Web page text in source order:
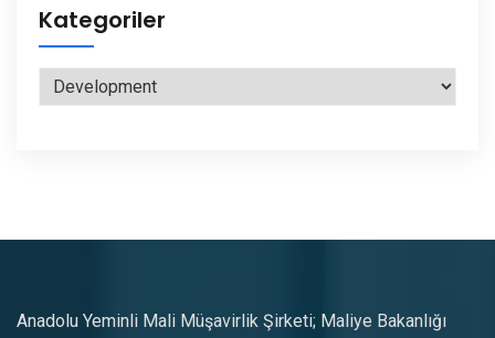
Kategoriler
Kategoriler
Anadolu Yeminli Mali Müşavirlik Şirketi; Maliye Bakanlığı